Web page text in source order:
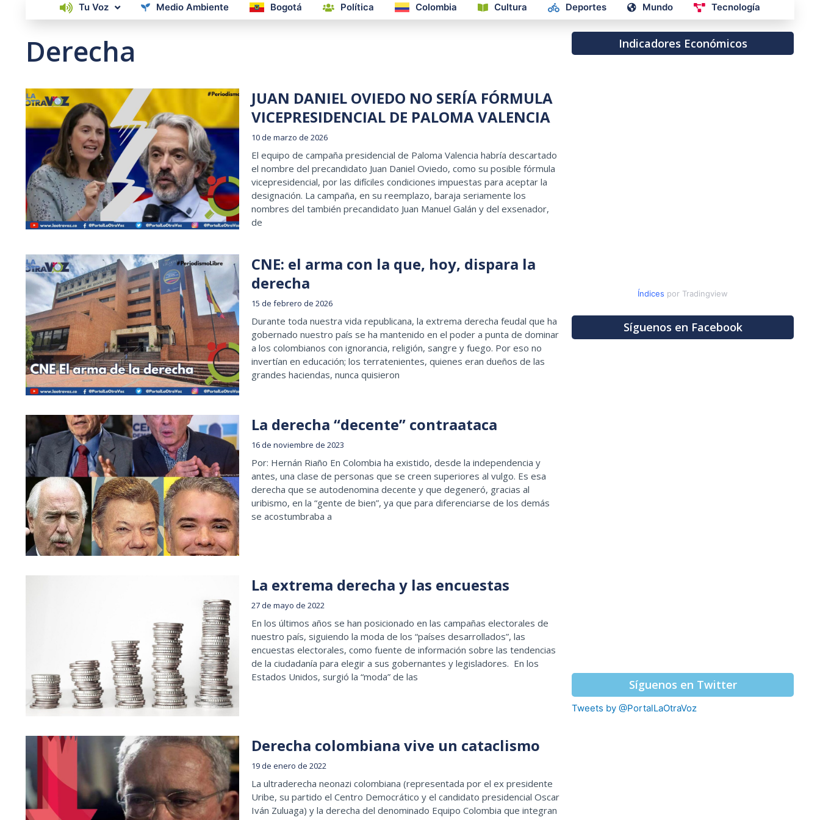
Tu Voz Medio Ambiente Bogotá Política Colombia Cultura Deportes Mundo Tecnología
Derecha
JUAN DANIEL OVIEDO NO SERÍA FÓRMULA
VICEPRESIDENCIAL DE PALOMA VALENCIA
10 de marzo de 2026
El equipo de campaña presidencial de Paloma Valencia habría descartado
el nombre del precandidato Juan Daniel Oviedo, como su posible fórmula
vicepresidencial, por las difíciles condiciones impuestas para aceptar la
designación. La campaña, en su reemplazo, baraja seriamente los
nombres del también precandidato Juan Manuel Galán y del exsenador,
de
CNE: el arma con la que, hoy, dispara la
derecha
15 de febrero de 2026
Durante toda nuestra vida republicana, la extrema derecha feudal que ha
gobernado nuestro país se ha mantenido en el poder a punta de dominar
a los colombianos con ignorancia, religión, sangre y fuego. Por eso no
invertían en educación; los terratenientes, quienes eran dueños de las
grandes haciendas, nunca quisieron
La derecha “decente” contraataca
16 de noviembre de 2023
Por: Hernán Riaño En Colombia ha existido, desde la independencia y
antes, una clase de personas que se creen superiores al vulgo. Es esa
derecha que se autodenomina decente y que degeneró, gracias al
uribismo, en la “gente de bien”, ya que para diferenciarse de los demás
se acostumbraba a
La extrema derecha y las encuestas
27 de mayo de 2022
En los últimos años se han posicionado en las campañas electorales de
nuestro país, siguiendo la moda de los “países desarrollados”, las
encuestas electorales, como fuente de información sobre las tendencias
de la ciudadanía para elegir a sus gobernantes y legisladores. En los
Estados Unidos, surgió la “moda” de las
Derecha colombiana vive un cataclismo
19 de enero de 2022
La ultraderecha neonazi colombiana (representada por el ex presidente
Uribe, su partido el Centro Democrático y el candidato presidencial Oscar
Iván Zuluaga) y la derecha del denominado Equipo Colombia que integran
Indicadores Económicos
Índices por Tradingview
Síguenos en Facebook
Síguenos en Twitter
Tweets by @PortalLaOtraVoz